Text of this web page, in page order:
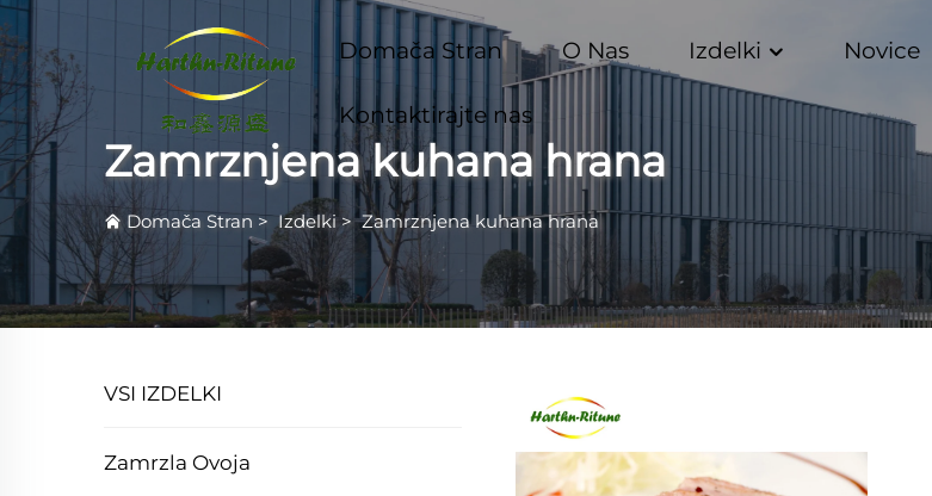
Domača Stran O Nas Izdelki Novice
Kontaktirajte nas
Zamrznjena kuhana hrana
Domača Stran >Izdelki>Zamrznjena kuhana hrana
VSI IZDELKI
Zamrzla Ovoja